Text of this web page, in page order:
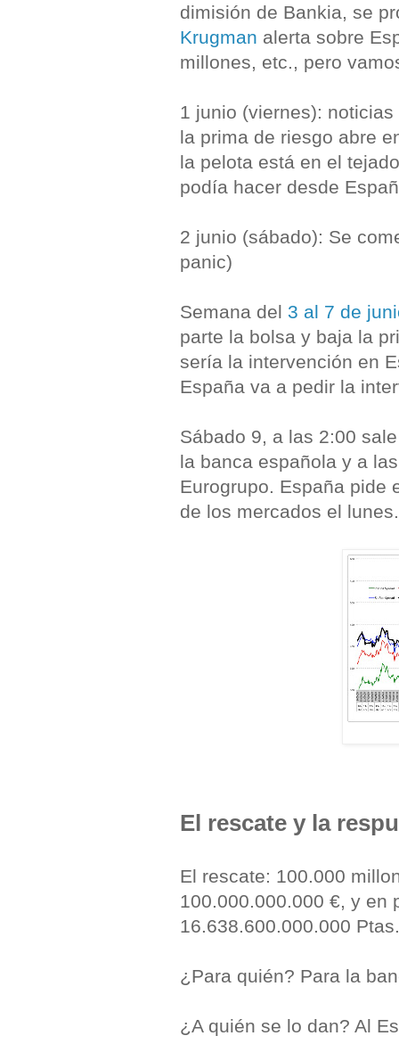
dimisión de Bankia, se
Krugman alerta sobre
millones, etc., pero
1 junio (viernes):
la prima de riesgo abre
la pelota está en el
podía hacer desde
2 junio (sábado): Se
panic)
Semana del 3 al 7 de
parte la bolsa y baja la
sería la intervención en
España va a pedir la
Sábado 9, a las 2:00
la banca española y a
Eurogrupo. España pide
de los mercados el lunes.
El rescate y la
El rescate: 100.000
100.000.000.000 €, y en
16.638.600.000.000 Ptas.
¿Para quién? Para la
¿A quién se lo dan? Al